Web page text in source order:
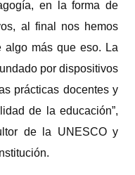
en la forma de
al final nos hemos
algo más que eso. La
por dispositivos
prácticas docentes y
de la educación”,
de la UNESCO y